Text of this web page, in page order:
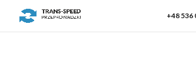
+48 536